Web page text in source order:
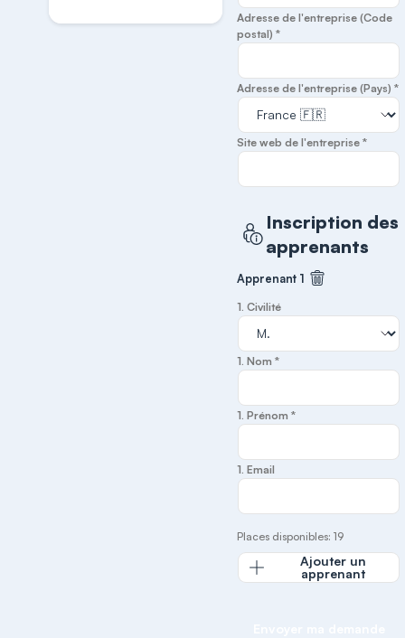
Adresse de l'entreprise (Code
postal) *
Adresse de l'entreprise (Pays) *
Site web de l'entreprise *
Inscription des
apprenants
Apprenant 1 Supprimer
1. Civilité
1. Nom *
1. Prénom *
1. Email
Places disponibles: 19
Ajouter un
apprenant